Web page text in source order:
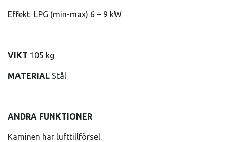
Effekt LPG (min-max) 6 – 9 kW
VIKT 105 kg
MATERIAL Stål
ANDRA FUNKTIONER
Kaminen har lufttillförsel.